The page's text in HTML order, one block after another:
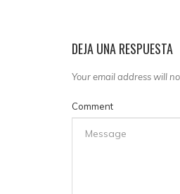
DEJA UNA RESPUESTA
Your email address will
Comment